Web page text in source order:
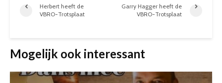
Herbert heeft de
VBRO-Trotsplaat
Garry Hagger heeft de
VBRO-Trotsplaat
Mogelijk ook interessant